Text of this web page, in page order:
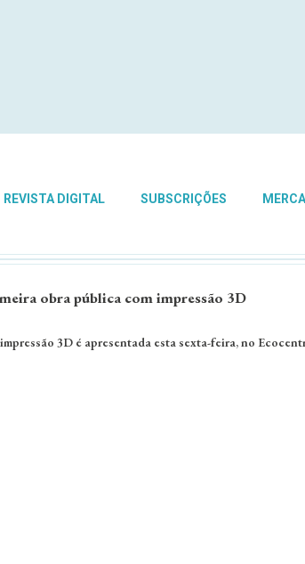
REVISTA DIGITAL SUBSCRIÇÕES
obra pública com impressão 3D
3D é apresentada esta sexta-feira, no